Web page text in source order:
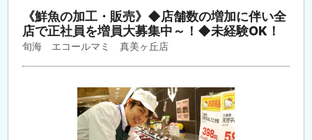
《鮮魚の加工・販売》◆店舗数の増加に伴い全
店で正社員を増員大募集中～！◆未経験OK！
旬海 エコールマミ 真美ヶ丘店